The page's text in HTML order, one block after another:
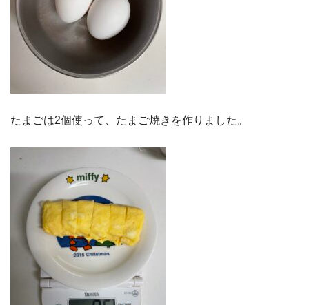
たまごは2個使って、たまご焼きを作りました。